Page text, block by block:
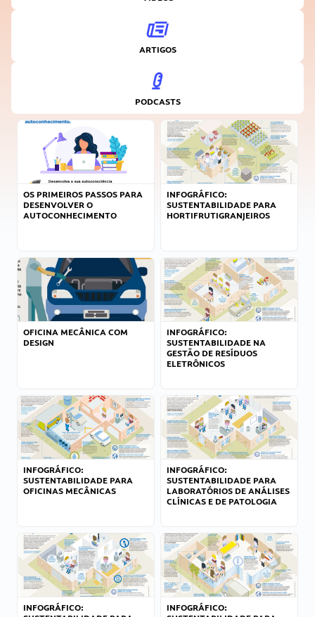
ARTIGOS
PODCASTS
OS PRIMEIROS PASSOS PARA
DESENVOLVER O
AUTOCONHECIMENTO
INFOGRÁFICO:
SUSTENTABILIDADE PARA
HORTIFRUTIGRANJEIROS
OFICINA MECÂNICA COM
DESIGN
INFOGRÁFICO:
SUSTENTABILIDADE NA
GESTÃO DE RESÍDUOS
ELETRÔNICOS
INFOGRÁFICO:
SUSTENTABILIDADE PARA
OFICINAS MECÂNICAS
INFOGRÁFICO:
SUSTENTABILIDADE PARA
LABORATÓRIOS DE ANÁLISES
CLÍNICAS E DE PATOLOGIA
INFOGRÁFICO:
INFOGRÁFICO: